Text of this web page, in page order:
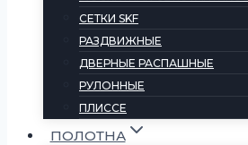
СЕТКИ SKF
РАЗДВИЖНЫЕ
ДВЕРНЫЕ РАСПАШНЫЕ
РУЛОННЫЕ
ПЛИССЕ
ПОЛОТНА